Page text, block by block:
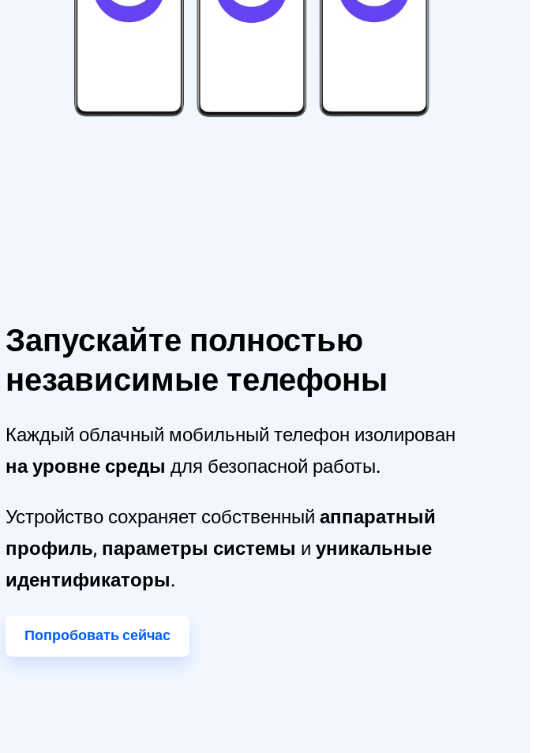
Запускайте полностью
независимые телефоны
Каждый облачный мобильный телефон изолирован
на уровне среды для безопасной работы.
Устройство сохраняет собственный аппаратный
профиль, параметры системы и уникальные
идентификаторы.
Попробовать сейчас